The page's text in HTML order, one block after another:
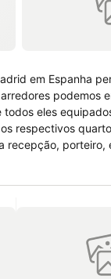
em Espanha
podemos
eles
respectivos
médica